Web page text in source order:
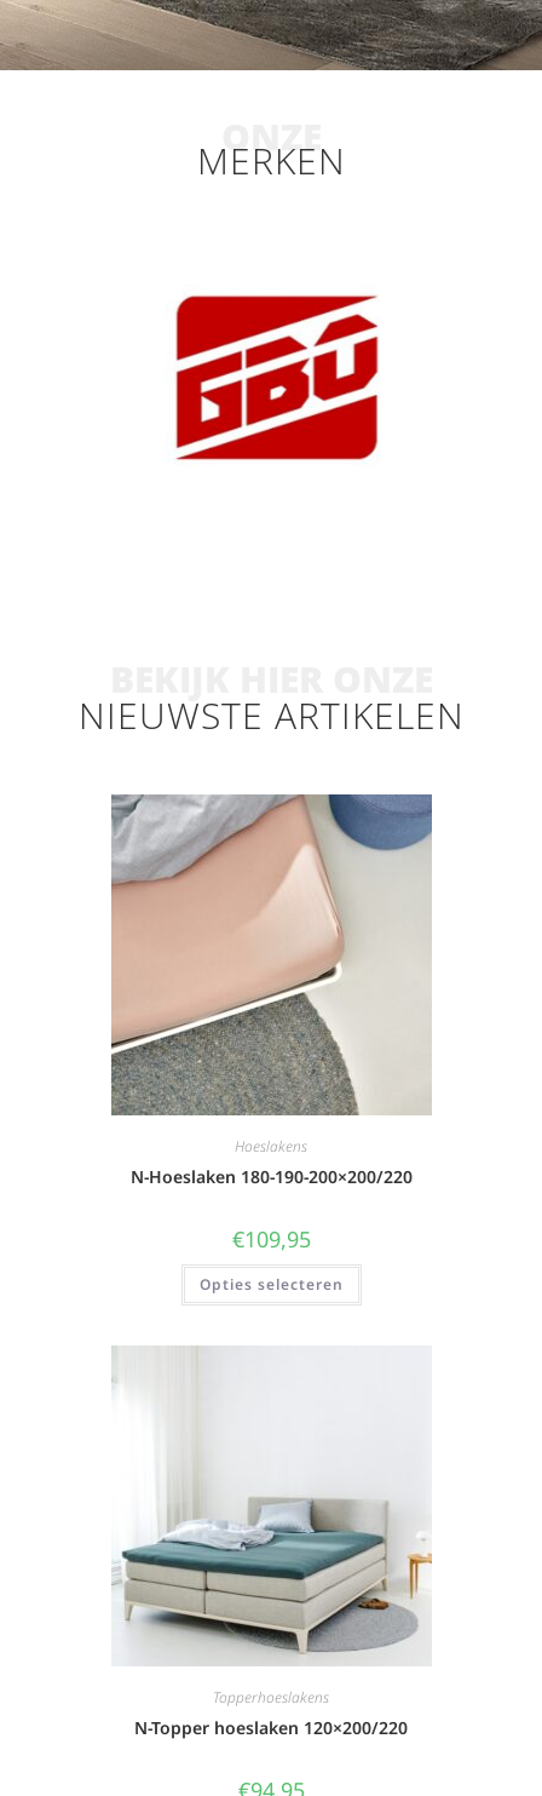
ONZE
MERKEN
NIEUWSTE ARTIKELEN
Hoeslakens
N-Hoeslaken 180-190-200×200/220
€109,95
Opties selecteren
Topperhoeslakens
N-Topper hoeslaken 120×200/220
€94,95